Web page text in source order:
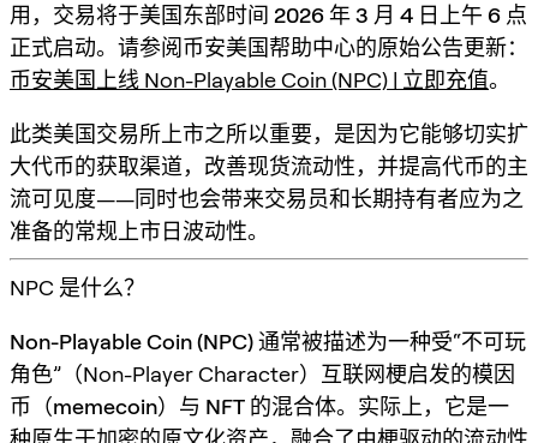
用，交易将于美国东部时间 2026 年 3 月 4 日上午 6 点
正式启动。请参阅币安美国帮助中心的原始公告更新：
币安美国上线 Non-Playable Coin (NPC) | 立即充值。
此类美国交易所上市之所以重要，是因为它能够切实扩
大代币的获取渠道，改善现货流动性，并提高代币的主
流可见度——同时也会带来交易员和长期持有者应为之
准备的常规上市日波动性。
NPC 是什么？
Non-Playable Coin (NPC)通常被描述为一种受“不可玩
角色”（Non-Player Character）互联网梗启发的模因
币（memecoin）与 NFT 的混合体。实际上，它是一